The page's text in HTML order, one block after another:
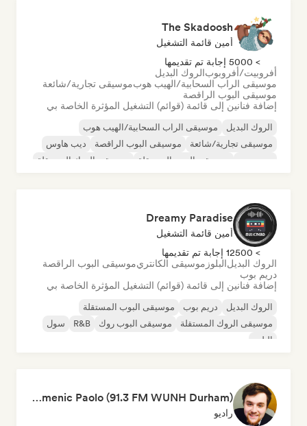
The Skadoosh
أمين قائمة التشغيل
> 5000 إجابة تم تقديمها
أفروبيت/أفروبوبالروك البديل
موسيقى الراب السحابية/الهيب هوبموسيقى تجارية/شائعة
موسيقى البوب الراقصة
إضافة فنانين إلى قائمة (قوائم) التشغيل المؤثرة الخاصة بي
الروك البديل
موسيقى الراب السحابية/الهيب هوب
موسيقى تجارية/شائعة
موسيقى البوب الراقصة
ديب هاوس
موسيقى البوب المستقلة موسيقى الروك المستقلة
Dreamy Paradise
أمين قائمة التشغيل
> 12500 إجابة تم تقديمها
الروك البديلالبلوز موسيقى الكانتريموسيقى البوب الراقصة
دريم بوب
إضافة فنانين إلى قائمة (قوائم) التشغيل المؤثرة الخاصة بي
الروك البديل دريم بوب
موسيقى البوب المستقلة
موسيقى الروك المستقلة
موسيقى البوب روك R&B
سول
البلوز
Domenic Paolo (91.3 FM WUNH Durham)
راديو